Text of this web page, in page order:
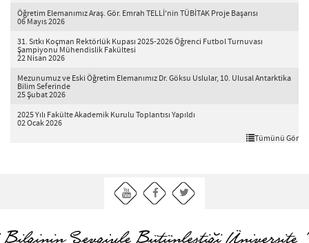
Öğretim Elemanımız Araş. Gör. Emrah TELLİ'nin TÜBİTAK Proje Başarısı
06 Mayıs 2026
31. Sıtkı Koçman Rektörlük Kupası 2025-2026 Öğrenci Futbol Turnuvası
Şampiyonu Mühendislik Fakültesi
22 Nisan 2026
Mezunumuz ve Eski Öğretim Elemanımız Dr. Göksu Uslular, 10. Ulusal Antarktika
Bilim Seferinde
25 Şubat 2026
2025 Yılı Fakülte Akademik Kurulu Toplantısı Yapıldı
02 Ocak 2026
Tümünü Gör